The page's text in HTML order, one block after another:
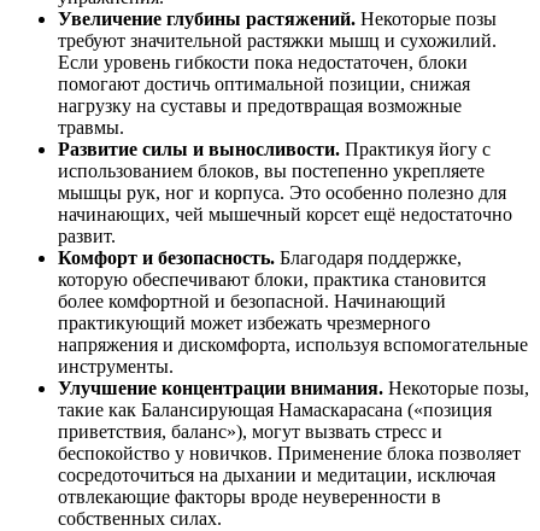
Увеличение глубины растяжений. Некоторые позы
требуют значительной растяжки мышц и сухожилий.
Если уровень гибкости пока недостаточен, блоки
помогают достичь оптимальной позиции, снижая
нагрузку на суставы и предотвращая возможные
травмы.
Развитие силы и выносливости. Практикуя йогу с
использованием блоков, вы постепенно укрепляете
мышцы рук, ног и корпуса. Это особенно полезно для
начинающих, чей мышечный корсет ещё недостаточно
развит.
Комфорт и безопасность. Благодаря поддержке,
которую обеспечивают блоки, практика становится
более комфортной и безопасной. Начинающий
практикующий может избежать чрезмерного
напряжения и дискомфорта, используя вспомогательные
инструменты.
Улучшение концентрации внимания. Некоторые позы,
такие как Балансирующая Намаскарасана («позиция
приветствия, баланс»), могут вызвать стресс и
беспокойство у новичков. Применение блока позволяет
сосредоточиться на дыхании и медитации, исключая
отвлекающие факторы вроде неуверенности в
собственных силах.